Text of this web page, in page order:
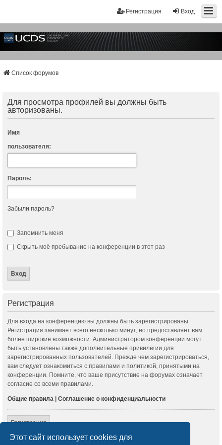
Этот сайт использует cookies для
Вход
Регистрация
Список форумов
Для просмотра профилей вы должны быть
авторизованы.
Имя
пользователя:
Пароль:
Забыли пароль?
Запомнить меня
Скрыть моё пребывание на конференции в этот раз
Регистрация
Для входа на конференцию вы должны быть зарегистрированы.
Регистрация занимает всего несколько минут, но предоставляет вам
более широкие возможности. Администратором конференции могут
быть установлены также дополнительные привилегии для
зарегистрированных пользователей. Прежде чем зарегистрироваться,
вам следует ознакомиться с правилами и политикой, принятыми на
конференции. Помните, что ваше присутствие на форумах означает
согласие со всеми правилами.
Общие правила Соглашение о конфиденциальности
Регистрация